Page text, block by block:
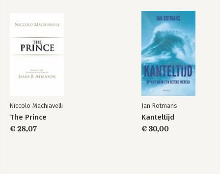
Discipline Achterblijven
Bekijk alle boeken
Niccolo Machiavelli
The Prince
€ 28,07
Jan Rotmans
Kanteltijd
€ 30,00